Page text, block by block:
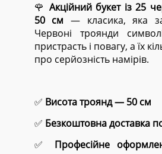
🌹 Акційний букет із 25
50 см — класика, яка
Червоні троянди
пристрасть і повагу, а їх
про серйозність намірів.
✅ Висота троянд — 50 см
✅ Безкоштовна доставка
✅ Професійне